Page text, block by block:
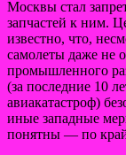
Москвы стал
запчастей к ним.
известно, что,
самолеты даже не
промышленного
(за последние 10
авиакатастроф)
иные западные
понятны — по